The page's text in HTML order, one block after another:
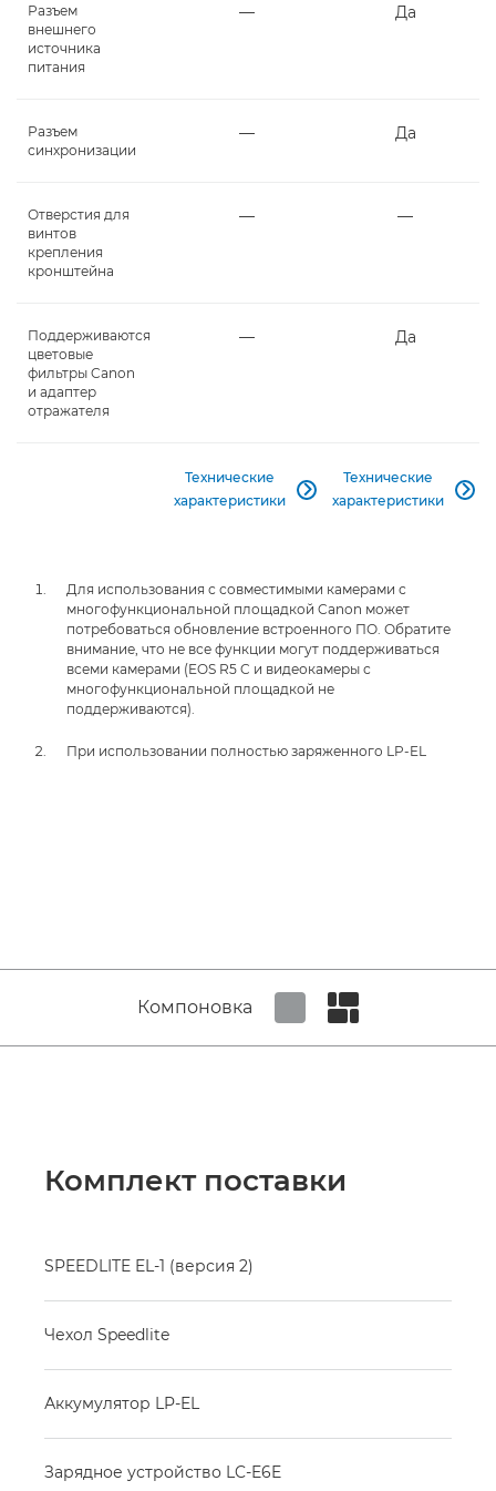
Разъем
внешнего
источника
питания
― Да
Разъем
синхронизации
― Да
Отверстия для
винтов
крепления
кронштейна
― ―
Поддерживаются
цветовые
фильтры Canon
и адаптер
отражателя
― Да
Технические
характеристики

Технические
характеристики

Для использования с совместимыми камерами с
многофункциональной площадкой Canon может
потребоваться обновление встроенного ПО. Обратите
внимание, что не все функции могут поддерживаться
всеми камерами (EOS R5 C и видеокамеры с
многофункциональной площадкой не
поддерживаются).
При использовании полностью заряженного LP-EL
Компоновка
Комплект поставки
SPEEDLITE EL-1 (версия 2)
Чехол Speedlite
Аккумулятор LP-EL
Зарядное устройство LC-E6E